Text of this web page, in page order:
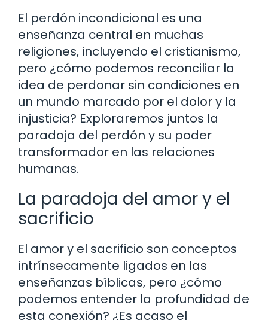
El perdón incondicional es una
enseñanza central en muchas
religiones, incluyendo el cristianismo,
pero ¿cómo podemos reconciliar la
idea de perdonar sin condiciones en
un mundo marcado por el dolor y la
injusticia? Exploraremos juntos la
paradoja del perdón y su poder
transformador en las relaciones
humanas.
La paradoja del amor y el
sacrificio
El amor y el sacrificio son conceptos
intrínsecamente ligados en las
enseñanzas bíblicas, pero ¿cómo
podemos entender la profundidad de
esta conexión? ¿Es acaso el